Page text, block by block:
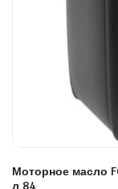
Моторное масло
л 84